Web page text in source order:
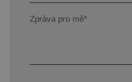
Zpráva pro mě*